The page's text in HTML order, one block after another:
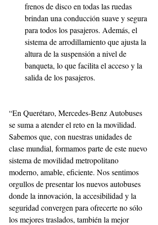
frenos de disco en todas las ruedas
brindan una conducción suave y segura
para todos los pasajeros. Además, el
sistema de arrodillamiento que ajusta la
altura de la suspensión a nivel de
banqueta, lo que facilita el acceso y la
salida de los pasajeros.
“En Querétaro, Mercedes-Benz Autobuses
se suma a atender el reto en la movilidad.
Sabemos que, con nuestras unidades de
clase mundial, formamos parte de este nuevo
sistema de movilidad metropolitano
moderno, amable, eficiente. Nos sentimos
orgullos de presentar los nuevos autobuses
donde la innovación, la accesibilidad y la
seguridad convergen para ofrecerte no sólo
los mejores traslados, también la mejor